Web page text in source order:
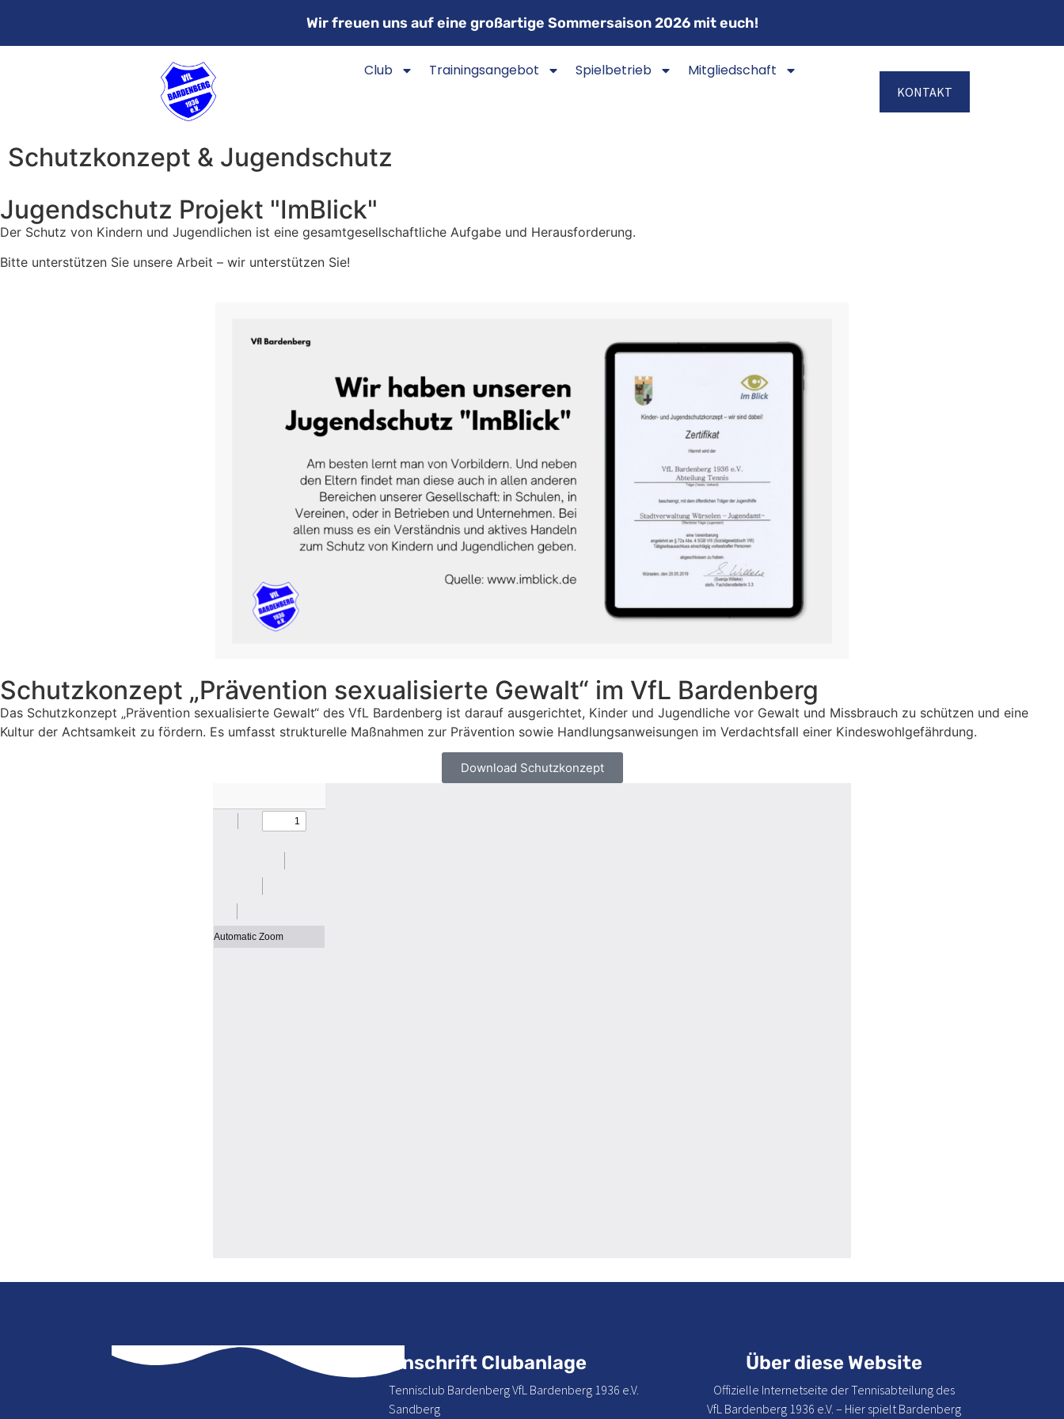
Wir freuen uns auf eine großartige Sommersaison 2026 mit euch!
Club Trainingsangebot Spielbetrieb Mitgliedschaft
KONTAKT
Schutzkonzept & Jugendschutz
Jugendschutz Projekt "ImBlick"
Der Schutz von Kindern und Jugendlichen ist eine gesamtgesellschaftliche Aufgabe und Herausforderung.
Bitte unterstützen Sie unsere Arbeit – wir unterstützen Sie!
Schutzkonzept „Prävention sexualisierte Gewalt“ im VfL Bardenberg
Das Schutzkonzept „Prävention sexualisierte Gewalt“ des VfL Bardenberg ist darauf ausgerichtet, Kinder und Jugendliche vor Gewalt und Missbrauch zu schützen und eine
Kultur der Achtsamkeit zu fördern. Es umfasst strukturelle Maßnahmen zur Prävention sowie Handlungsanweisungen im Verdachtsfall einer Kindeswohlgefährdung.
Download Schutzkonzept
Anschrift Clubanlage
Tennisclub Bardenberg VfL Bardenberg 1936 e.V.
Sandberg
Über diese Website
Offizielle Internetseite der Tennisabteilung des
VfL Bardenberg 1936 e.V. – Hier spielt Bardenberg